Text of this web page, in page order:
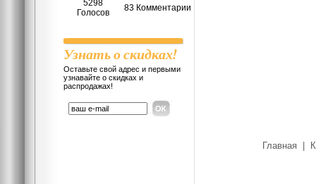
5298
Голосов
83 Комментарии
Узнать о скидках!
Оставьте свой адрес и первыми
узнавайте о скидках и
распродажах!
Главная